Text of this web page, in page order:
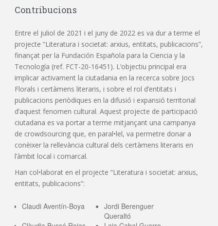
Contribucions
Entre el juliol de 2021 i el juny de 2022 es va dur a terme el
projecte “Literatura i societat: arxius, entitats, publicacions”,
finançat per la Fundación Española para la Ciencia y la
Tecnología (ref. FCT-20-16451). L’objectiu principal era
implicar activament la ciutadania en la recerca sobre Jocs
Florals i certàmens literaris, i sobre el rol d’entitats i
publicacions periòdiques en la difusió i expansió territorial
d’aquest fenomen cultural. Aquest projecte de participació
ciutadana es va portar a terme mitjançant una campanya
de crowdsourcing que, en paral•lel, va permetre donar a
conèixer la rellevància cultural dels certàmens literaris en
l’àmbit local i comarcal.
Han col•laborat en el projecte “Literatura i societat: arxius,
entitats, publicacions”:
Claudi Aventín-Boya
Jordi Berenguer
Queraltó